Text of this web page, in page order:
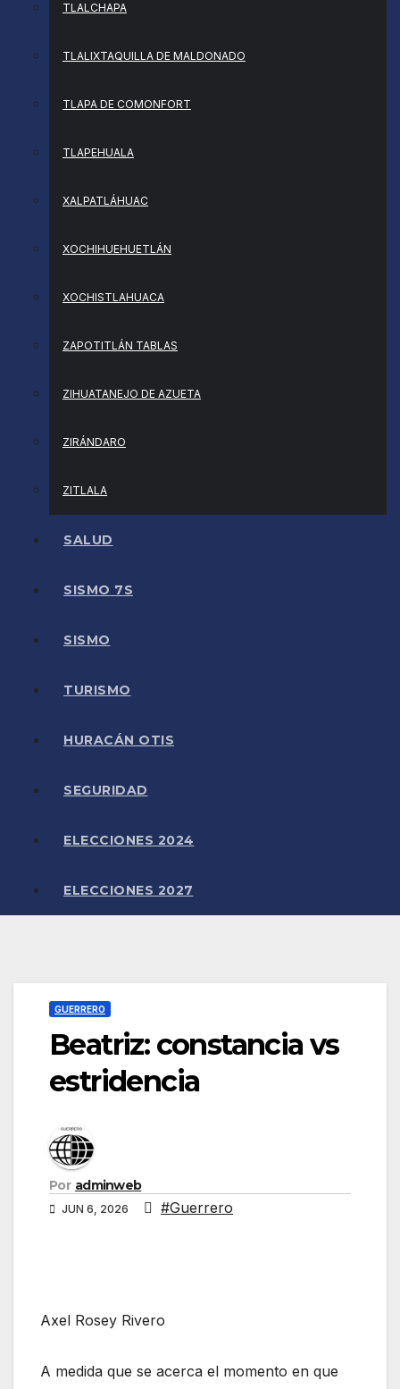
TLALCHAPA
TLALIXTAQUILLA DE MALDONADO
TLAPA DE COMONFORT
TLAPEHUALA
XALPATLÁHUAC
XOCHIHUEHUETLÁN
XOCHISTLAHUACA
ZAPOTITLÁN TABLAS
ZIHUATANEJO DE AZUETA
ZIRÁNDARO
ZITLALA
SALUD
SISMO 7S
SISMO
TURISMO
HURACÁN OTIS
SEGURIDAD
ELECCIONES 2024
ELECCIONES 2027
GUERRERO
Beatriz: constancia vs
estridencia
Por adminweb
JUN 6, 2026 #Guerrero
Axel Rosey Rivero
A medida que se acerca el momento en que